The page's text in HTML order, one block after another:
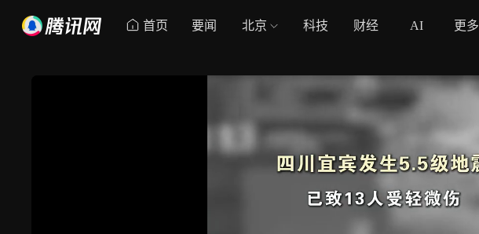
首页 要闻 北京 科技 财经 AI 更多